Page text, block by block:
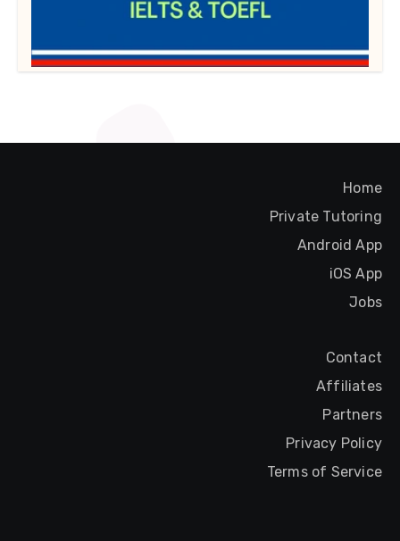
Home
Private Tutoring
Android App
iOS App
Jobs
Contact
Affiliates
Partners
Privacy Policy
Terms of Service